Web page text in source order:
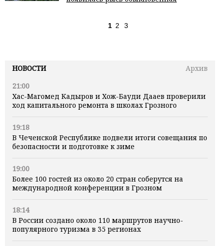
НОВОСТИ
Архив
21:00
Хас-Магомед Кадыров и Хож-Бауди Дааев проверили
ход капитального ремонта в школах Грозного
19:18
В Чеченской Республике подвели итоги совещания по
безопасности и подготовке к зиме
19:00
Более 100 гостей из около 20 стран соберутся на
международной конференции в Грозном
18:14
В России создано около 110 маршрутов научно-
популярного туризма в 35 регионах
1 2 3